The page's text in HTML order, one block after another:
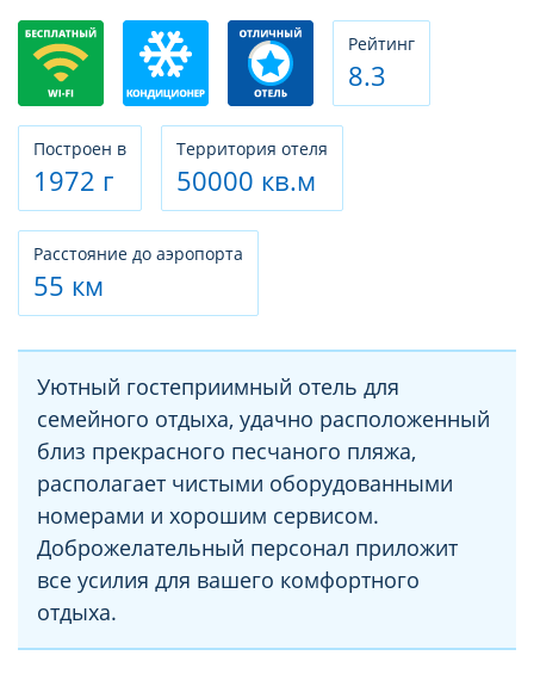
Рeйтинг
8.3
Построен в
1972 г
Территория отеля
50000 кв.м
Расстояние до аэропорта
55 км
Уютный гостеприимный отель для
семейного отдыха, удачно расположенный
близ прекрасного песчаного пляжа,
располагает чистыми оборудованными
номерами и хорошим сервисом.
Доброжелательный персонал приложит
все усилия для вашего комфортного
отдыха.